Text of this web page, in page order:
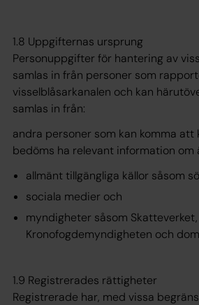
1.8 Uppgifternas ursprung
Personuppgifter för hantering av
samlas in från personer som
visselblåsarkanalen och kan
samlas in från:
andra personer som kan komma
bedöms ha relevant information om
allmänt tillgängliga källor såsom
sociala medier och
myndigheter såsom Skatteverket,
Kronofogdemyndigheten och
1.9 Registrerades rättigheter
Registrerade har, med vissa